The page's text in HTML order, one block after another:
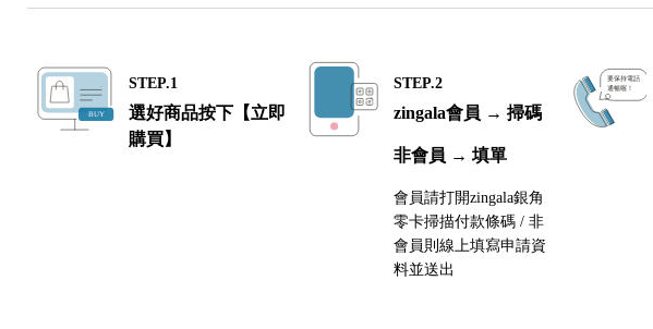
STEP.1
選好商品按下【立即
購買】
STEP.2
zingala會員 → 掃碼
非會員 → 填單
會員請打開zingala銀角
零卡掃描付款條碼 / 非
會員則線上填寫申請資
料並送出